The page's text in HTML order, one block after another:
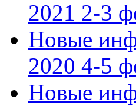
2021 2-3
Новые
2020 4-5
Новые